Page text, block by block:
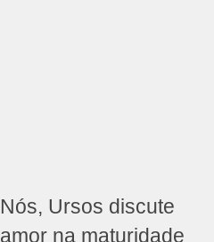
Nós, Ursos discute
amor na maturidade